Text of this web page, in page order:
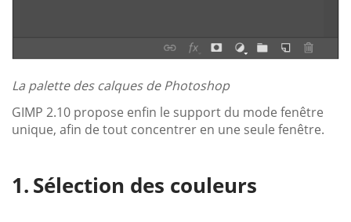
La palette des calques de Photoshop
GIMP 2.10 propose enfin le support du mode fenêtre
unique, afin de tout concentrer en une seule fenêtre.
Sélection des couleurs